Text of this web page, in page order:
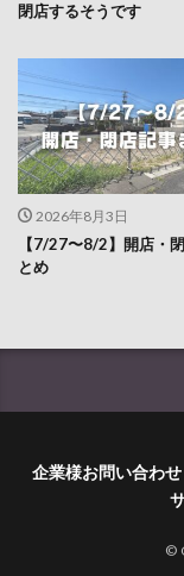
閉店するそうです
2026年8月3日
【7/27〜8/2】開店・
とめ
企業様お問い合わせ
©